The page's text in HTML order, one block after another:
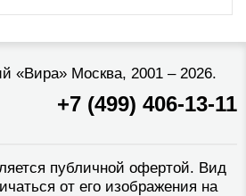
«Вира»Москва, 2001 – 2026.
+7 (499) 406-13-11
публичной офертой. Вид
от его изображения на